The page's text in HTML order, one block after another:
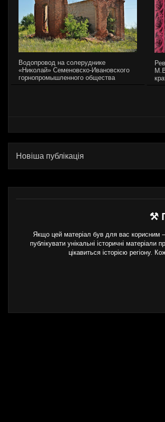
Водопровод на солеруднике
«Николай» Семеновско-Ивановского
горнопромышленного общества
Новіша публікація
⚒
Якщо цей матеріал був для вас корисним
публікувати унікальні історичні
цікавиться історією регіону.